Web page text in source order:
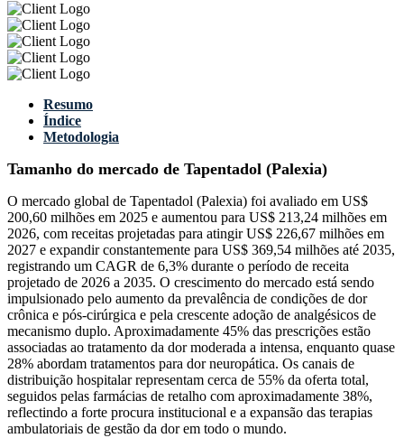
Resumo
Índice
Metodologia
Tamanho do mercado de Tapentadol (Palexia)
O mercado global de Tapentadol (Palexia) foi avaliado em US$
200,60 milhões em 2025 e aumentou para US$ 213,24 milhões em
2026, com receitas projetadas para atingir US$ 226,67 milhões em
2027 e expandir constantemente para US$ 369,54 milhões até 2035,
registrando um CAGR de 6,3% durante o período de receita
projetado de 2026 a 2035. O crescimento do mercado está sendo
impulsionado pelo aumento da prevalência de condições de dor
crônica e pós-cirúrgica e pela crescente adoção de analgésicos de
mecanismo duplo. Aproximadamente 45% das prescrições estão
associadas ao tratamento da dor moderada a intensa, enquanto quase
28% abordam tratamentos para dor neuropática. Os canais de
distribuição hospitalar representam cerca de 55% da oferta total,
seguidos pelas farmácias de retalho com aproximadamente 38%,
reflectindo a forte procura institucional e a expansão das terapias
ambulatoriais de gestão da dor em todo o mundo.